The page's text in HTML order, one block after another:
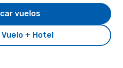
+ Hotel
vuelos